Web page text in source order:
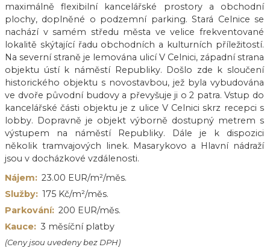
maximálně flexibilní kancelářské prostory a obchodní
plochy, doplněné o podzemní parking. Stará Celnice se
nachází v samém středu města ve velice frekventované
lokalitě skýtající řadu obchodních a kulturních příležitostí.
Na severní straně je lemována ulicí V Celnici, západní strana
objektu ústí k náměstí Republiky. Došlo zde k sloučení
historického objektu s novostavbou, jež byla vybudována
ve dvoře původní budovy a převyšuje ji o 2 patra. Vstup do
kancelářské části objektu je z ulice V Celnici skrz recepci s
lobby. Dopravně je objekt výborně dostupný metrem s
výstupem na náměstí Republiky. Dále je k dispozici
několik tramvajových linek. Masarykovo a Hlavní nádraží
jsou v docházkové vzdálenosti.
Nájem: 23.00 EUR/m²/měs.
Služby: 175 Kč/m²/měs.
Parkování: 200 EUR/měs.
Kauce: 3 měsíční platby
(Ceny jsou uvedeny bez DPH)